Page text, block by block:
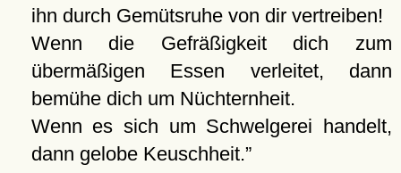
ihn durch Gemütsruhe von dir vertreiben!
Wenn die Gefräßigkeit dich zum
übermäßigen Essen verleitet, dann
bemühe dich um Nüchternheit.
Wenn es sich um Schwelgerei handelt,
dann gelobe Keuschheit.